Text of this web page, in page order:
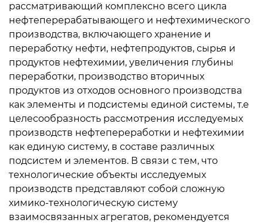
рассматривающий комплексно всего цикла
нефтеперерабатывающего и нефтехимического
производства, включающего хранение и
переработку нефти, нефтепродуктов, сырья и
продуктов нефтехимии, увеличения глубины
переработки, производство вторичных
продуктов из отходов основного производства
как элементы и подсистемы единой системы, т.е
целесообразность рассмотрения исследуемых
производств нефтепереработки и нефтехимии
как единую систему, в составе различных
подсистем и элементов. В связи с тем, что
технологические объекты исследуемых
производств представляют собой сложную
химико-технологическую систему
взаимосвязанных агрегатов, рекомендуется